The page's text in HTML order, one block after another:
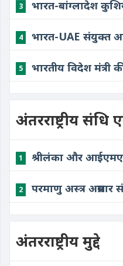
3 भारत-बांग्लादेश
4 भारत-UAE संयुक्त
5 भारतीय विदेश मंत्री
अंतरराष्ट्रीय
1 श्रीलंका और
2 परमाणु अस्त्र अप्रसार
अंतरराष्ट्रीय मुद्दे